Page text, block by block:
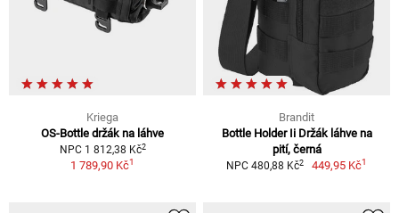
Kriega
OS-Bottle držák na láhve
NPC 1 812,38 Kč2
1 789,90 Kč1
Brandit
Bottle Holder Ii Držák láhve na
pití, černá
NPC 480,88 Kč2 449,95 Kč1